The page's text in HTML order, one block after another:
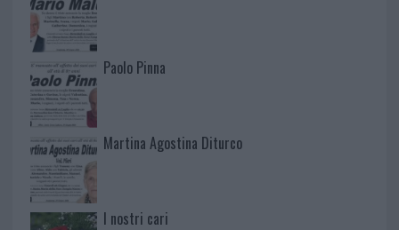
Paolo Pinna
Martina Agostina Diturco
I nostri cari